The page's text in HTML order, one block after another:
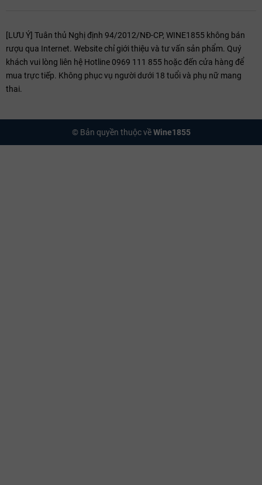
[LƯU Ý] Tuân thủ Nghị định 94/2012/NĐ-CP, WINE1855 không bán
rượu qua Internet. Website chỉ giới thiệu và tư vấn sản phẩm. Quý
khách vui lòng liên hệ Hotline 0969 111 855 hoặc đến cửa hàng để
mua trực tiếp. Không phục vụ người dưới 18 tuổi và phụ nữ mang
thai.
© Bản quyền thuộc vềWine1855